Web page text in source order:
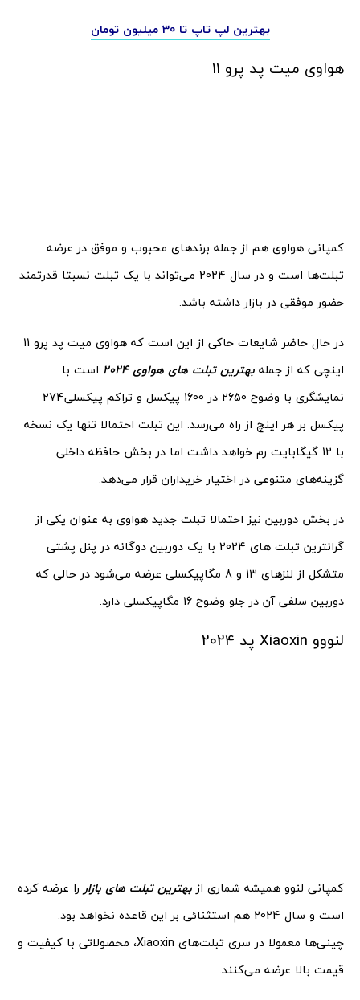
بهترین لپ تاپ تا 30 میلیون تومان
هواوی میت پد پرو 11
کمپانی هواوی هم از جمله برندهای محبوب و موفق در عرضه
تبلت‌ها است و در سال 2024 می‌تواند با یک تبلت نسبتا قدرتمند
حضور موفقی در بازار داشته باشد.
در حال حاضر شایعات حاکی از این است که هواوی میت پد پرو 11
اینچی که از جمله بهترین تبلت های هواوی 2024
است با
نمایشگری با وضوح 2650 در 1600 پیکسل و تراکم پیکسلی274
پیکسل بر هر اینچ از راه می‌رسد. این تبلت احتمالا تنها یک نسخه
با 12 گیگابایت رم خواهد داشت اما در بخش حافظه داخلی
گزینه‌های متنوعی در اختیار خریداران قرار می‌دهد.
در بخش دوربین نیز احتمالا تبلت جدید هواوی به عنوان یکی از
گرانترین تبلت های 2024 با یک دوربین دوگانه در پنل پشتی
متشکل از لنزهای 13 و 8 مگاپیکسلی عرضه می‌شود در حالی که
دوربین سلفی آن در جلو وضوح 16 مگاپیکسلی دارد.
لنووو Xiaoxin پد 2024
کمپانی لنوو همیشه شماری از بهترین تبلت های بازار را عرضه کرده
است و سال 2024 هم استثنائی بر این قاعده نخواهد بود.
چینی‌ها معمولا در سری تبلت‌های Xiaoxin، محصولاتی با کیفیت و
قیمت بالا عرضه می‌کنند.